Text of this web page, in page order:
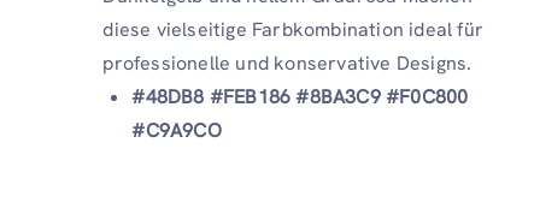
diese vielseitige Farbkombination ideal für
professionelle und konservative Designs.
#48DB8 #FEB186 #8BA3C9 #F0C800
#C9A9CO